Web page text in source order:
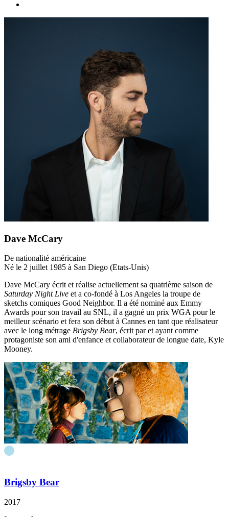
Dave McCary
De nationalité américaine
Né le 2 juillet 1985 à San Diego (Etats-Unis)
Dave McCary écrit et réalise actuellement sa quatrième saison de
Saturday Night Live et a co-fondé à Los Angeles la troupe de
sketchs comiques Good Neighbor. Il a été nominé aux Emmy
Awards pour son travail au SNL, il a gagné un prix WGA pour le
meilleur scénario et fera son début à Cannes en tant que réalisateur
avec le long métrage Brigsby Bear, écrit par et ayant comme
protagoniste son ami d'enfance et collaborateur de longue date, Kyle
Mooney.
Brigsby Bear
2017